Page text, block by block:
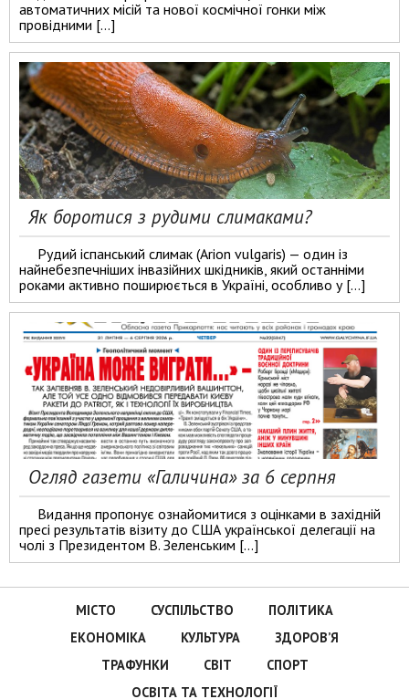
автоматичних місій та нової космічної гонки між
провідними […]
Як боротися з рудими слимаками?
Рудий іспанський слимак (Arion vulgaris) — один із
найнебезпечніших інвазійних шкідників, який останніми
роками активно поширюється в Україні, особливо у […]
Огляд газети «Галичина» за 6 серпня
Видання пропонує ознайомитися з оцінками в західній
пресі результатів візиту до США української делегації на
чолі з Президентом В. Зеленським […]
МІСТО СУСПІЛЬСТВО
ПОЛІТИКА
ЕКОНОМІКА
КУЛЬТУРА
ЗДОРОВ’Я
ТРАФУНКИ
СВІТ
СПОРТ
ОСВІТА ТА ТЕХНОЛОГІЇ